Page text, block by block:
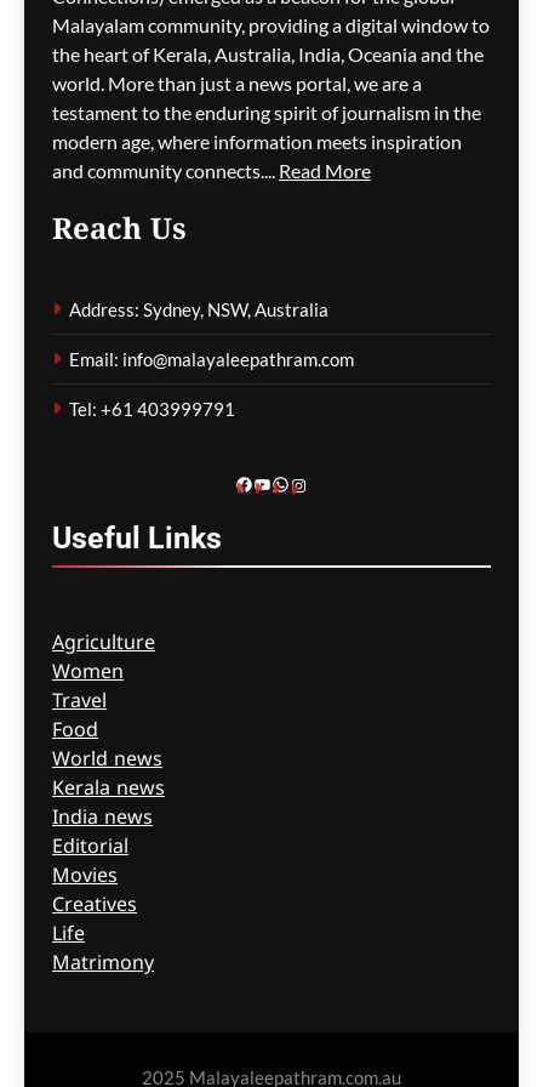
മഴക്കെടുതി തുടരുന്നു; 762
വീടുകൾ തകർന്നു, മരണം
28 ആയി
മെഹ്റു ഇസ്മായില്‍
2 hours
ago
0
ട്രംപ്–ഹെഗ്‌സെത്ത്
റിപ്പോർട്ടുകൾ; വൈറ്റ്
ഹൗസ് നിഷേധിച്ചു
Malayalam community, providing a digital window to
the heart of Kerala, Australia, India, Oceania and the
world. More than just a news portal, we are a
testament to the enduring spirit of journalism in the
modern age, where information meets inspiration
and community connects.... Read More
Reach Us
Address: Sydney, NSW, Australia
Email: info@malayaleepathram.com
Tel: +61 403999791
Facebook
YouTube
WhatsApp
Instagram
Useful Links
Agriculture
Women
Travel
Food
World news
Kerala news
India news
Editorial
Movies
Creatives
Life
Matrimony
2025 Malayaleepathram.com.au